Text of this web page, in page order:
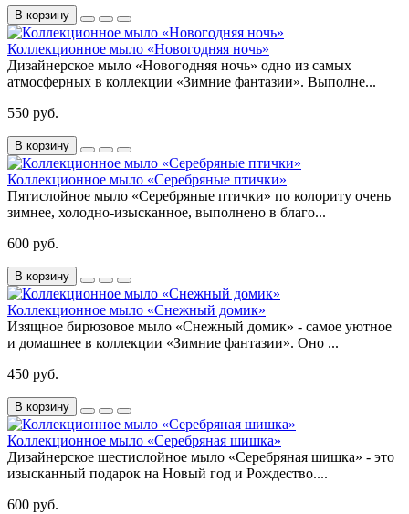
В корзину
Коллекционное мыло «Новогодняя ночь»
Дизайнерское мыло «Новогодняя ночь» одно из самых
атмосферных в коллекции «Зимние фантазии». Выполне...
550 руб.
В корзину
Коллекционное мыло «Серебряные птички»
Пятислойное мыло «Серебряные птички» по колориту очень
зимнее, холодно-изысканное, выполнено в благо...
600 руб.
В корзину
Коллекционное мыло «Снежный домик»
Изящное бирюзовое мыло «Снежный домик» - самое уютное
и домашнее в коллекции «Зимние фантазии». Оно ...
450 руб.
В корзину
Коллекционное мыло «Серебряная шишка»
Дизайнерское шестислойное мыло «Серебряная шишка» - это
изысканный подарок на Новый год и Рождество....
600 руб.